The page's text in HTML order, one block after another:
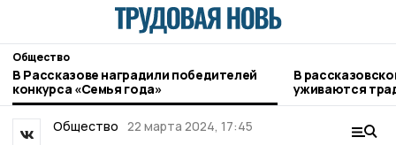
Общество
В Рассказове наградили победителей
конкурса «Семья года»
В рассказовской семье мирно
уживаются
чеченцев
Общество 22 марта 2024, 17:45